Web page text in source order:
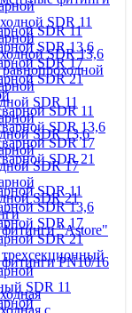
SDR 11
SDR 13,6
SDR 17
SDR 21
SDR 11
SDR 13,6
SDR 17
SDR 21
SDR 11
SDR 13,6
SDR 17
SDR 21
SDR 11
SDR 11
SDR 13,6
SDR 11
SDR 13,6
SDR 17
SDR 21
"Astore"
PN10/16
с